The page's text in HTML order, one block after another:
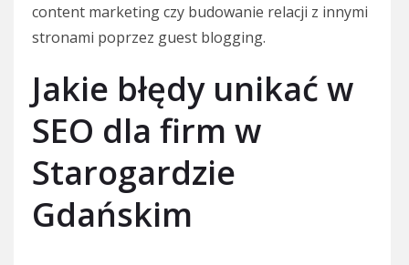
content marketing czy budowanie relacji z innymi
stronami poprzez guest blogging.
Jakie błędy unikać w
SEO dla firm w
Starogardzie
Gdańskim